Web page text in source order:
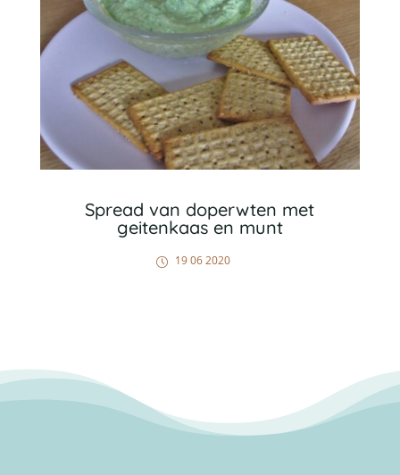
Spread van doperwten met
geitenkaas en munt
19 06 2020